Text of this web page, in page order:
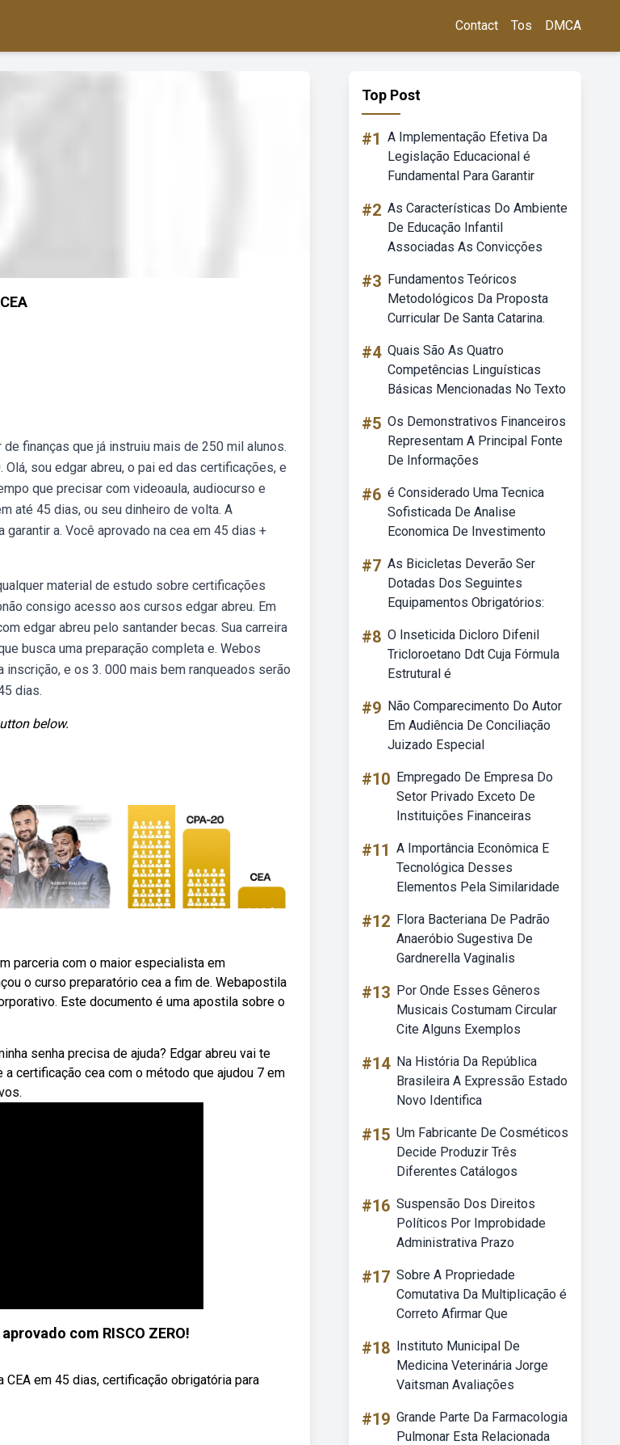
Contact Tos DMCA
finanças que já instruiu mais de 250 mil alunos.
sou edgar abreu, o pai ed das certificações, e
que precisar com videoaula, audiocurso e
até 45 dias, ou seu dinheiro de volta. A
a. Você aprovado na cea em 45 dias +
material de estudo sobre certificações
consigo acesso aos cursos edgar abreu. Em
edgar abreu pelo santander becas. Sua carreira
busca uma preparação completa e. Webos
e os 3. 000 mais bem ranqueados serão
dias.
below.
parceria com o maior especialista em
o curso preparatório cea a fim de. Webapostila
Este documento é uma apostila sobre o
senha precisa de ajuda? Edgar abreu vai te
certificação cea com o método que ajudou 7 em
com RISCO ZERO!
em 45 dias, certificação obrigatória para
Top Post
#1 A Implementação Efetiva Da
Legislação Educacional é
Fundamental Para Garantir
#2 As Características Do Ambiente
De Educação Infantil
Associadas As Convicções
#3 Fundamentos Teóricos
Metodológicos Da Proposta
Curricular De Santa Catarina.
#4 Quais São As Quatro
Competências Linguísticas
Básicas Mencionadas No Texto
#5 Os Demonstrativos Financeiros
Representam A Principal Fonte
De Informações
#6 é Considerado Uma Tecnica
Sofisticada De Analise
Economica De Investimento
#7 As Bicicletas Deverão Ser
Dotadas Dos Seguintes
Equipamentos Obrigatórios:
#8 O Inseticida Dicloro Difenil
Tricloroetano Ddt Cuja Fórmula
Estrutural é
#9 Não Comparecimento Do Autor
Em Audiência De Conciliação
Juizado Especial
#10 Empregado De Empresa Do
Setor Privado Exceto De
Instituições Financeiras
#11 A Importância Econômica E
Tecnológica Desses
Elementos Pela Similaridade
#12 Flora Bacteriana De Padrão
Anaeróbio Sugestiva De
Gardnerella Vaginalis
#13 Por Onde Esses Gêneros
Musicais Costumam Circular
Cite Alguns Exemplos
#14 Na História Da República
Brasileira A Expressão Estado
Novo Identifica
#15 Um Fabricante De Cosméticos
Decide Produzir Três
Diferentes Catálogos
#16 Suspensão Dos Direitos
Políticos Por Improbidade
Administrativa Prazo
#17 Sobre A Propriedade
Comutativa Da Multiplicação é
Correto Afirmar Que
#18 Instituto Municipal De
Medicina Veterinária Jorge
Vaitsman Avaliações
#19 Grande Parte Da Farmacologia
Pulmonar Esta Relacionada